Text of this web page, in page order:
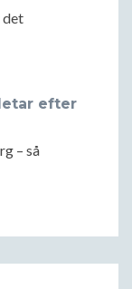
det
efter
– så